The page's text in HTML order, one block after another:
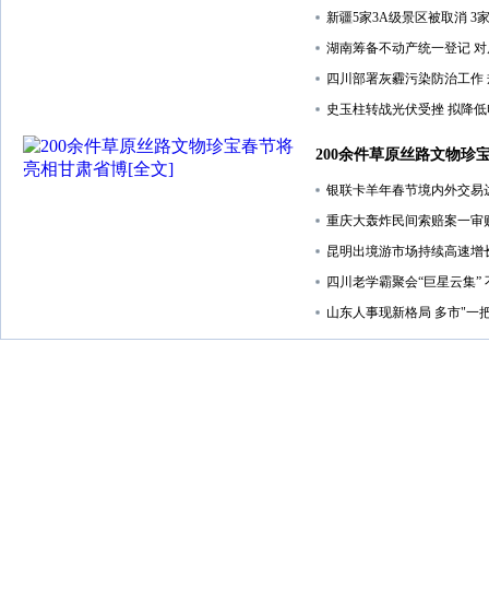
新疆5家3A级景区被取消 3
湖南筹备不动产统一登记
四川部署灰霾污染防治工
史玉柱转战光伏受挫 拟降
200余件草原丝路文物珍
银联卡羊年春节境内外交易
重庆大轰炸民间索赔案一审
昆明出境游市场持续高速增
四川老学霸聚会“巨星云集”
山东人事现新格局 多市"一